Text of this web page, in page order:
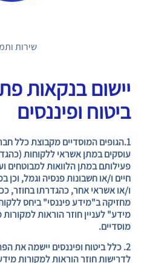
שירות
יישום בנקאות
ביטוח ופיננסים
1.הגופים המוסדיים מקבוצת כלל
עוסקים במתן אשראי ללקוחות
פעילותם במתן הלוואות למבוטחים
חיים ו/או חשבונות פנסיה וגמל, וכן
ו/או אשראי אחר, כהגדרתו בחוזר,
מחזיקה ב"מידע פיננסי" ביחס
מידע" לעניין חוזר הוראות
מוסדיים.
2. כלל ביטוח ופיננסים יישמה את
לדרישות חוזר הוראות למקורות